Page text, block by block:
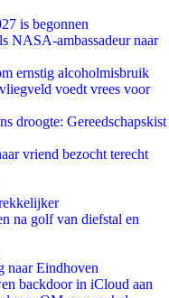
is begonnen
NASA-ambassadeur naar
ernstig alcoholmisbruik
voedt vrees voor
droogte: Gereedschapskist
vriend bezocht terecht
na golf van diefstal en
naar Eindhoven
backdoor in iCloud aan